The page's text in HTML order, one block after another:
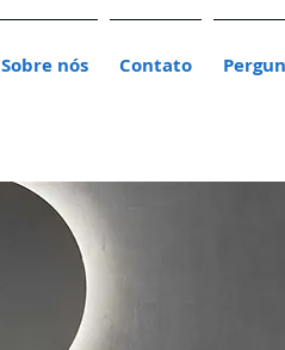
Sobre nós Contato